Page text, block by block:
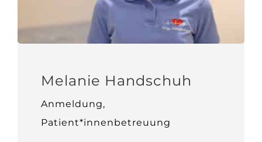
Melanie Handschuh
Anmeldung,
Patient*innenbetreuung